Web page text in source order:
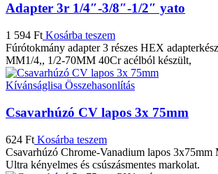
Adapter 3r 1/4″-3/8″-1/2″ yato
1 594 Ft Kosárba teszem
Fúrótokmány adapter 3 részes HEX
MM1/4,, 1/2-70MM 40Cr acélból készült,
Kívánságlisa Összehasonlítás
Csavarhúzó CV lapos 3x 75mm
624 Ft Kosárba teszem
Csavarhúzó Chrome-Vanadium lapos 3x75mm
Ultra kényelmes és csúszásmentes markolat.